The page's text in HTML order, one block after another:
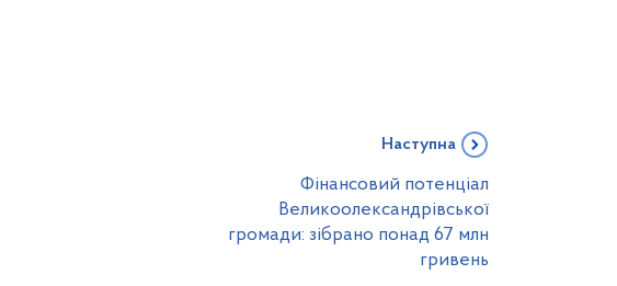
Наступна
Фінансовий потенціал
Великоолександрівської
громади: зібрано понад 67 млн
гривень